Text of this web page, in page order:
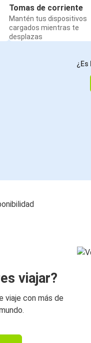
Tomas de corriente
Mantén tus dispositivos
cargados mientras te
desplazas
viajar?
viaje con más de